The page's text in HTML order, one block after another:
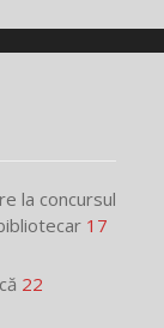
la concursul
17
22